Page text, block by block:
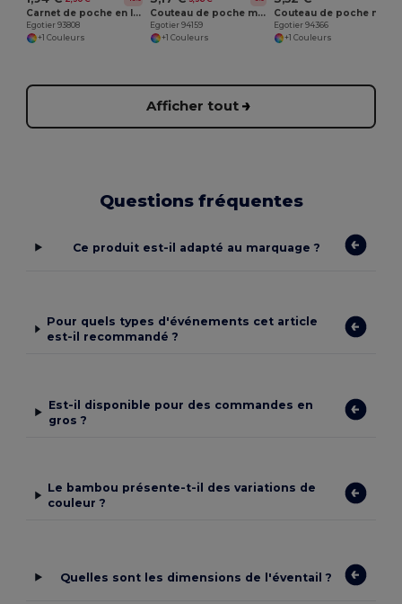
Carnet de poche en liège avec pages unies, en matériau certifié FSC™ et autres matériaux contrôlés
Egotier 93808
+1 Couleurs
Couteau de poche multifonction en acier inoxydable et bois
Egotier 94159
+1 Couleurs
Egotier 94366
+1 Couleurs
Afficher tout
Questions fréquentes
Ce produit est-il adapté au marquage ?
Pour quels types d'événements cet article
est-il recommandé ?
Est-il disponible pour des commandes en
gros ?
Le bambou présente-t-il des variations de
couleur ?
Quelles sont les dimensions de l'éventail ?